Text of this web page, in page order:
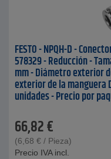
FESTO - NPQH-D -
578329 - Reducción -
mm - Diámetro exterior
exterior de la manguera
unidades - Precio por
66,82€
(6,68 € / Pieza)
Precio IVA incl.